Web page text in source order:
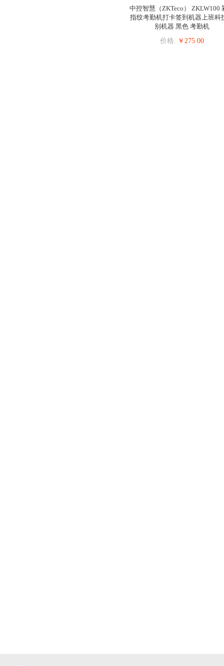
中控智慧（ZKTeco） ZKLW100
指纹考勤机打卡签到机器上班科
别机器 黑色 考勤机
价格: ￥275.00